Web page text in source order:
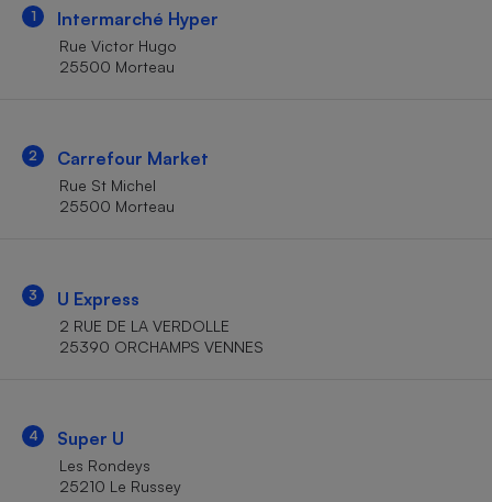
1 Intermarché Hyper
Rue Victor Hugo
25500 Morteau
2 Carrefour Market
Rue St Michel
25500 Morteau
3 U Express
2 RUE DE LA VERDOLLE
25390 ORCHAMPS VENNES
4 Super U
Les Rondeys
25210 Le Russey